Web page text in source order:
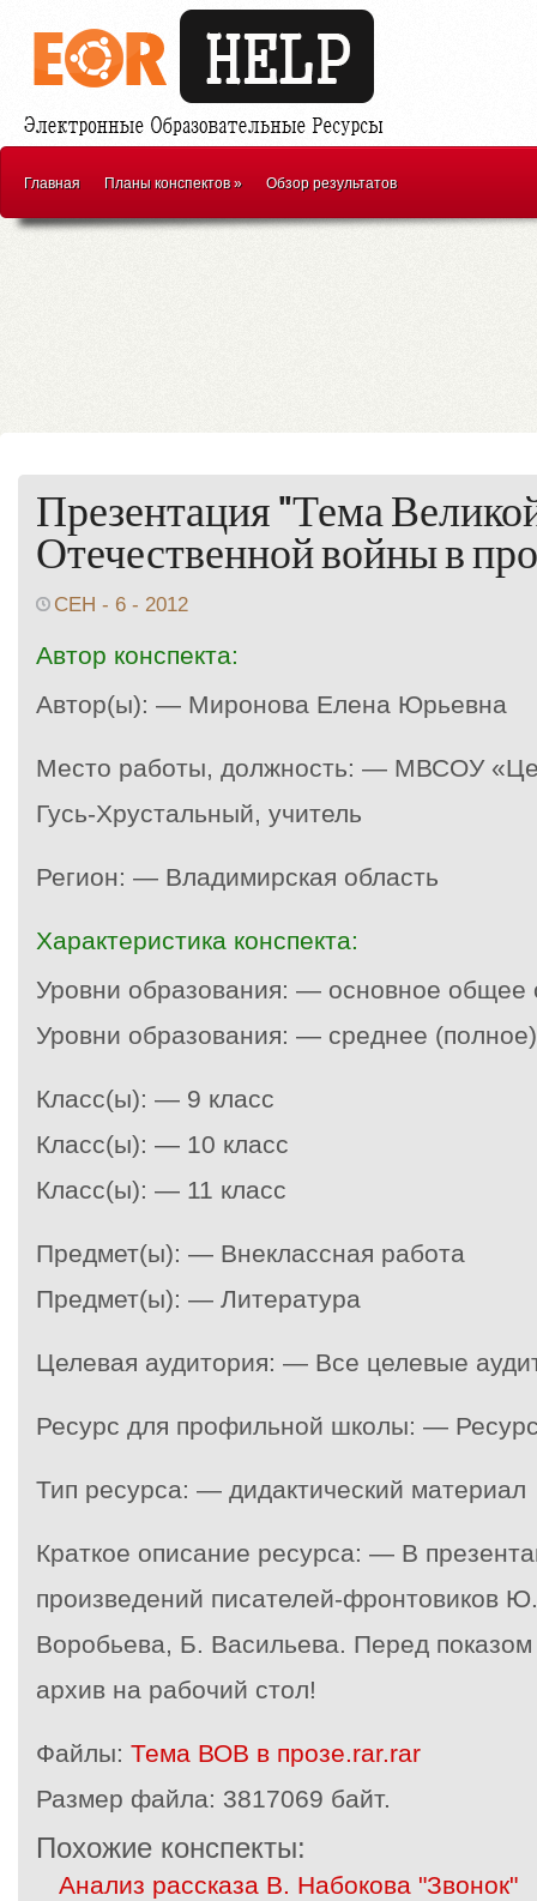
Главная Планы конспектов» Обзор результатов
Презентация "Тема
Отечественной войны в
СЕН - 6 - 2012
Автор конспекта:
Автор(ы): — Миронова Елена Юрьевна
Место работы, должность: — МВСОУ
Гусь-Хрустальный, учитель
Регион: — Владимирская область
Характеристика конспекта:
Уровни образования: — основное общее
Уровни образования: — среднее
Класс(ы): — 9 класс
Класс(ы): — 10 класс
Класс(ы): — 11 класс
Предмет(ы): — Внеклассная работа
Предмет(ы): — Литература
Целевая аудитория: — Все целевые
Ресурс для профильной школы: —
Тип ресурса: — дидактический материал
Краткое описание ресурса: — В
произведений писателей-фронтовиков
Воробьева, Б. Васильева. Перед
архив на рабочий стол!
Файлы: Тема ВОВ в прозе.rar.rar
Размер файла: 3817069 байт.
Похожие конспекты:
Анализ рассказа В. Набокова "Звонок"